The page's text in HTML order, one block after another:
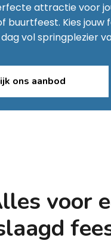
attractie voor
buurtfeest. Kies jouw
vol springplezier
ons aanbod
voor